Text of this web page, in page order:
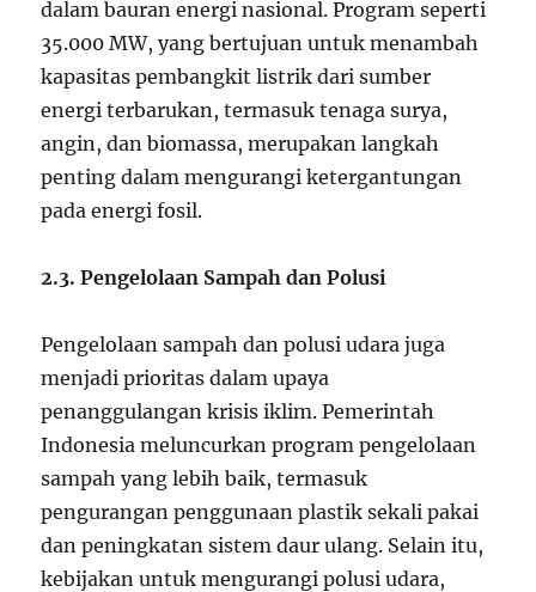
dalam bauran energi nasional. Program seperti
35.000 MW, yang bertujuan untuk menambah
kapasitas pembangkit listrik dari sumber
energi terbarukan, termasuk tenaga surya,
angin, dan biomassa, merupakan langkah
penting dalam mengurangi ketergantungan
pada energi fosil.
2.3. Pengelolaan Sampah dan Polusi
Pengelolaan sampah dan polusi udara juga
menjadi prioritas dalam upaya
penanggulangan krisis iklim. Pemerintah
Indonesia meluncurkan program pengelolaan
sampah yang lebih baik, termasuk
pengurangan penggunaan plastik sekali pakai
dan peningkatan sistem daur ulang. Selain itu,
kebijakan untuk mengurangi polusi udara,